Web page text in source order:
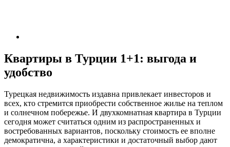
Квартиры в Турции 1+1: выгода и
удобство
Турецкая недвижимость издавна привлекает инвесторов и
всех, кто стремится приобрести собственное жилье на теплом
и солнечном побережье. И двухкомнатная квартира в Турции
сегодня может считаться одним из распространенных и
востребованных вариантов, поскольку стоимость ее вполне
демократична, а характеристики и достаточный выбор дают